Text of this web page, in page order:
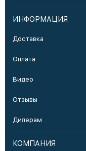
ИНФОРМАЦИЯ
Доставка
Оплата
Видео
Отзывы
Дилерам
КОМПАНИЯ